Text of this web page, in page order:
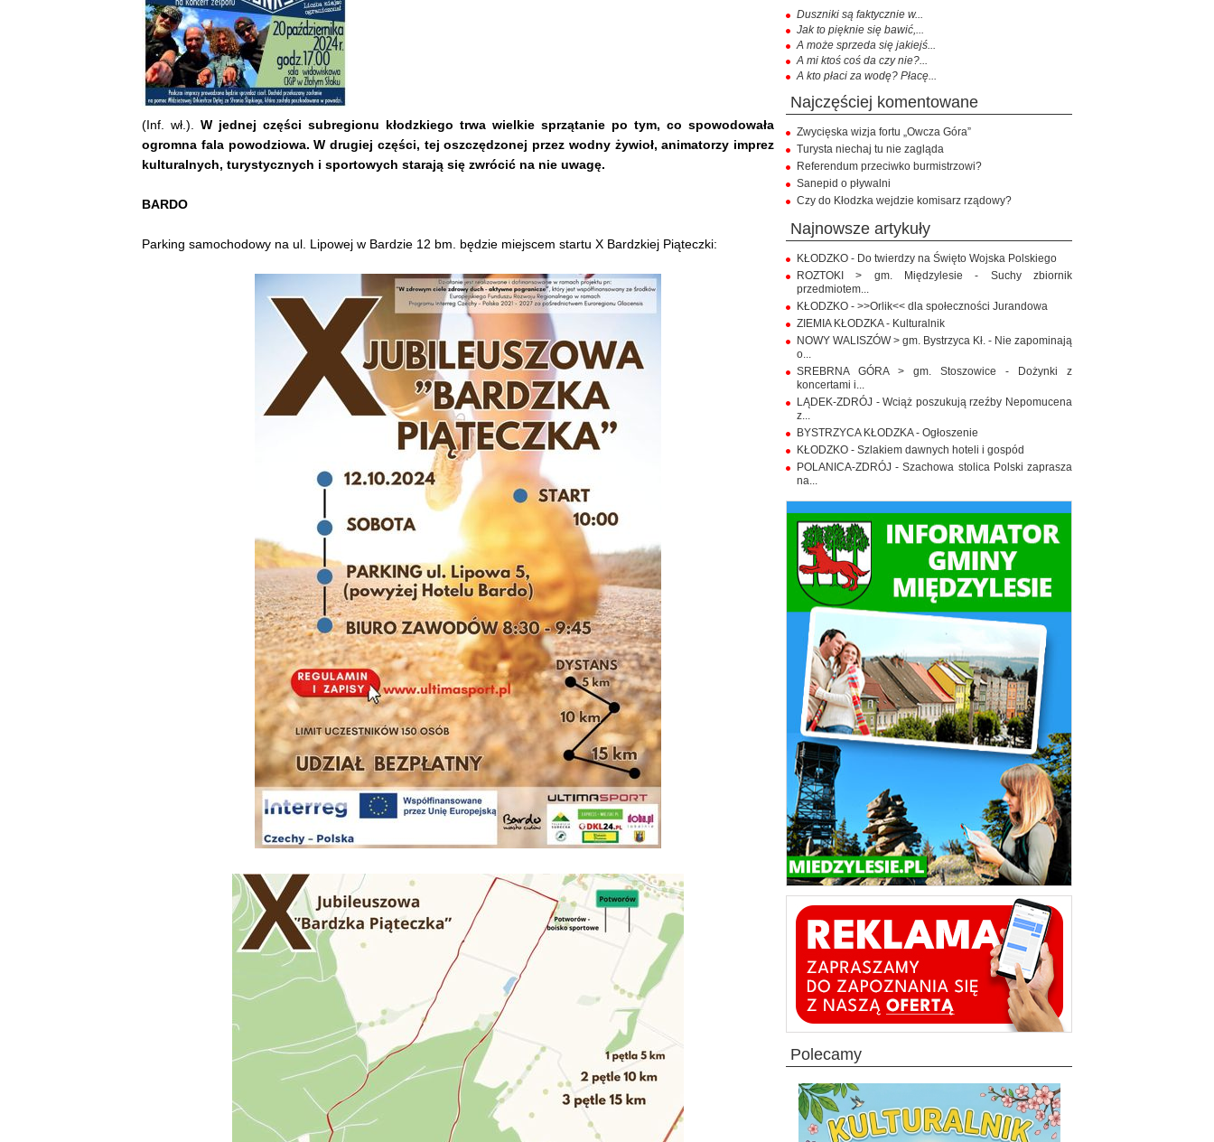
(Inf. wł.). W jednej części subregionu kłodzkiego trwa wielkie sprzątanie po tym, co spowodowała
ogromna fala powodziowa. W drugiej części, tej oszczędzonej przez wodny żywioł, animatorzy imprez
kulturalnych, turystycznych i sportowych starają się zwrócić na nie uwagę.
BARDO
Parking samochodowy na ul. Lipowej w Bardzie 12 bm. będzie miejscem startu X Bardzkiej Piąteczki:
Duszniki są faktycznie w...
Jak to pięknie się bawić,...
A może sprzeda się jakiejś...
A mi ktoś coś da czy nie?...
A kto płaci za wodę? Płacę...
najczęściej komentowane
Zwycięska wizja fortu „Owcza Góra”
Turysta niechaj tu nie zagląda
Referendum przeciwko burmistrzowi?
Sanepid o pływalni
Czy do Kłodzka wejdzie komisarz rządowy?
najnowsze artykuły
KŁODZKO - Do twierdzy na Święto Wojska Polskiego
ROZTOKI > gm. Międzylesie - Suchy zbiornik
przedmiotem...
KŁODZKO - >>Orlik<< dla społeczności Jurandowa
ZIEMIA KŁODZKA - Kulturalnik
NOWY WALISZÓW > gm. Bystrzyca Kł. - Nie zapominają
o...
SREBRNA GÓRA > gm. Stoszowice - Dożynki z
koncertami i...
LĄDEK-ZDRÓJ - Wciąż poszukują rzeźby Nepomucena
z...
BYSTRZYCA KŁODZKA - Ogłoszenie
KŁODZKO - Szlakiem dawnych hoteli i gospód
POLANICA-ZDRÓJ - Szachowa stolica Polski zaprasza
na...
polecamy